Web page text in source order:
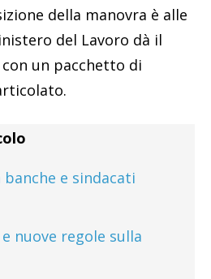
della manovra è alle
del Lavoro dà il
un pacchetto di
e sindacati
nuove regole sulla